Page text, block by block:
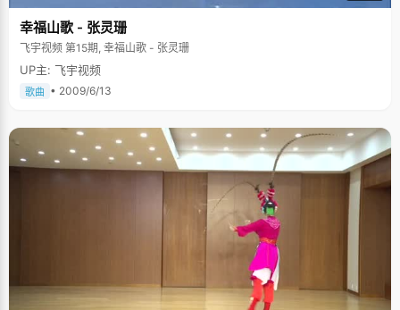
幸福山歌 - 张灵珊
飞宇视频 第15期, 幸福山歌 - 张灵珊
UP主: 飞宇视频
歌曲 • 2009/6/13